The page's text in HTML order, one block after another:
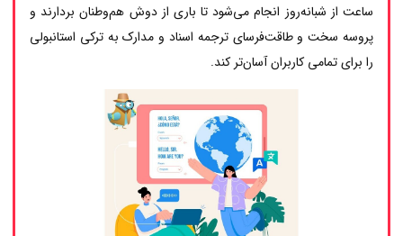
ساعت از شبانه‌روز انجام می‌شود تا باری از دوش هم‌وطنان بردارند و
پروسه سخت و طاقت‌فرسای ترجمه اسناد و مدارک به ترکی استانبولی
را برای تمامی کاربران آسان‌تر کند.